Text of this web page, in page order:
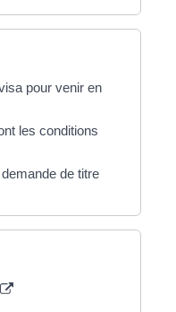
pour venir en
les conditions
de titre